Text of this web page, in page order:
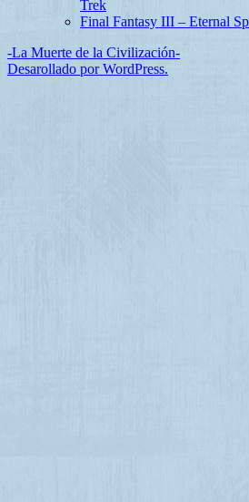
Trek
Final Fantasy III – Eternal
-La Muerte de la Civilización-
Desarollado por WordPress.